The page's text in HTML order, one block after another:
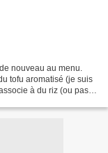
nouveau au menu.
tofu aromatisé (je suis
à du riz (ou pas,